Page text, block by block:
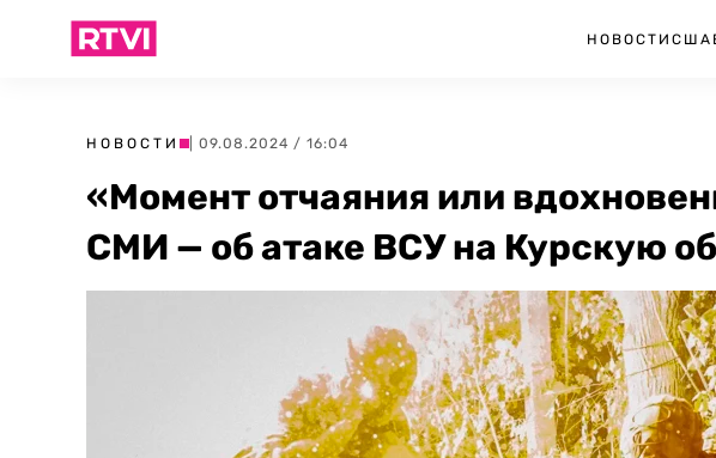
НОВОСТИ США
НОВОСТИ | 09.08.2024 / 16:04
«Момент отчаяния или
СМИ — об атаке ВСУ на Курскую